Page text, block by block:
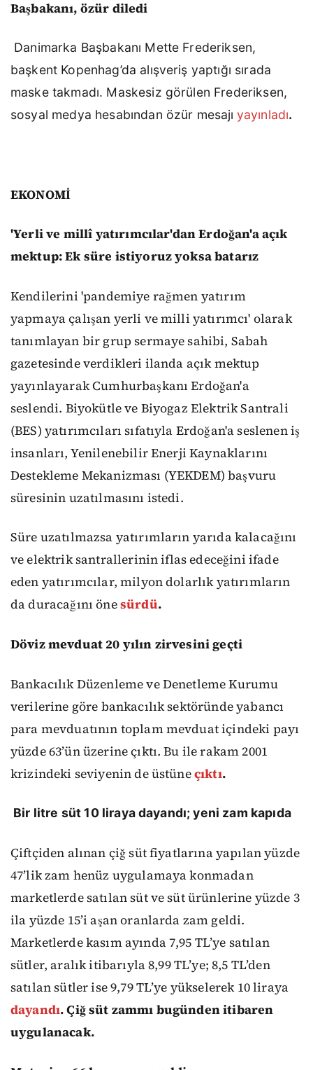
Başbakanı, özür diledi
Danimarka Başbakanı Mette Frederiksen,
başkent Kopenhag’da alışveriş yaptığı sırada
maske takmadı. Maskesiz görülen Frederiksen,
sosyal medya hesabından özür mesajı yayınladı.
EKONOMİ
'Yerli ve millî yatırımcılar'dan Erdoğan'a açık
mektup: Ek süre istiyoruz yoksa batarız
Kendilerini 'pandemiye rağmen yatırım
yapmaya çalışan yerli ve milli yatırımcı' olarak
tanımlayan bir grup sermaye sahibi, Sabah
gazetesinde verdikleri ilanda açık mektup
yayınlayarak Cumhurbaşkanı Erdoğan'a
seslendi. Biyokütle ve Biyogaz Elektrik Santrali
(BES) yatırımcıları sıfatıyla Erdoğan'a seslenen iş
insanları, Yenilenebilir Enerji Kaynaklarını
Destekleme Mekanizması (YEKDEM) başvuru
süresinin uzatılmasını istedi.
Süre uzatılmazsa yatırımların yarıda kalacağını
ve elektrik santrallerinin iflas edeceğini ifade
eden yatırımcılar, milyon dolarlık yatırımların
da duracağını önesürdü.
Döviz mevduat 20 yılın zirvesini geçti
Bankacılık Düzenleme ve Denetleme Kurumu
verilerine göre bankacılık sektöründe yabancı
para mevduatının toplam mevduat içindeki payı
yüzde 63’ün üzerine çıktı. Bu ile rakam 2001
krizindeki seviyenin de üstüneçıktı.
Bir litre süt 10 liraya dayandı; yeni zam kapıda
Çiftçiden alınan çiğ süt fiyatlarına yapılan yüzde
47’lik zam henüz uygulamaya konmadan
marketlerde satılan süt ve süt ürünlerine yüzde 3
ila yüzde 15’i aşan oranlarda zam geldi.
Marketlerde kasım ayında 7,95 TL’ye satılan
sütler, aralık itibarıyla 8,99 TL’ye; 8,5 TL’den
satılan sütler ise 9,79 TL’ye yükselerek 10 liraya
dayandı. Çiğ süt zammı bugünden itibaren
uygulanacak.